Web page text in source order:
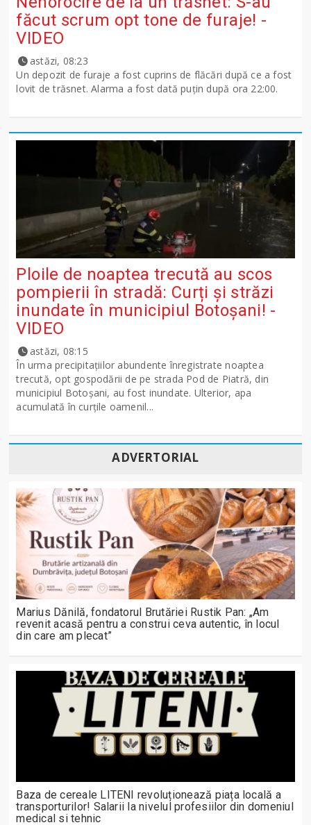
făcut scrum opt tone de furaje! -
VIDEO
astăzi, 08:23
Un depozit de furaje a fost cuprins de flăcări după ce a fost
lovit de trăsnet. Alarma a fost dată puțin după ora 22:00.
Ploile de noaptea trecută au scos
pompierii în stradă: Curți și străzi
inundate în municipiul Botoșani! -
VIDEO
astăzi, 08:15
În urma precipitațiilor abundente înregistrate noaptea
trecută, opt gospodării de pe strada Pod de Piatră, din
municipiul Botoșani, au fost inundate. Ulterior, apa
acumulată în curțile oamenil...
ADVERTORIAL
Marius Dănilă, fondatorul Brutăriei Rustik Pan: „Am
revenit acasă pentru a construi ceva autentic, în locul
din care am plecat”
Baza de cereale LITENI revoluționează piața locală a
transporturilor! Salarii la nivelul profesiilor din domeniul
medical si tehnic